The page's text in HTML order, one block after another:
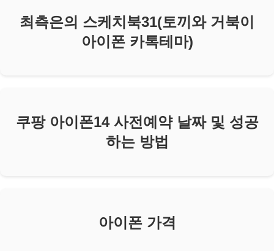
최측은의 스케치북31(토끼와 거북이
아이폰 카톡테마)
쿠팡 아이폰14 사전예약 날짜 및 성공
하는 방법
아이폰 가격